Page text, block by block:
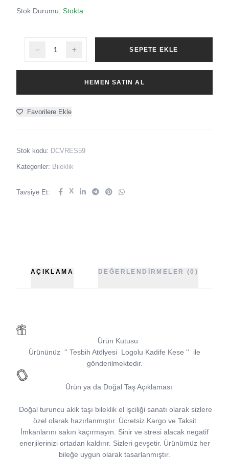
Stok Durumu: Stokta
SEPETE EKLE
HEMEN SATIN AL
Favorilere Ekle
Stok kodu: DCVRES59
Kategoriler: Bileklik
Tavsiye Et: X
AÇIKLAMA DEĞERLENDIRMELER (0)
Ürün Kutusu
Ürününüz '' Tesbih Atölyesi Logolu Kadife Kese ''
ile
gönderilmektedir.
Ürün ya da Doğal Taş Açıklaması
Doğal turuncu akik taşı bileklik el işciliği sanatı olarak sizlere
özel olarak hazırlanmıştır. Ücretsiz Kargo ve Taksit
İmkanlarını sakın kaçırmayın. Sinir ve stresi alacak negatif
enerjilerinizi ortadan kaldırır. Sizleri gevşetir. Ürünümüz her
bileğe uygun olarak tasarlanmıştır.